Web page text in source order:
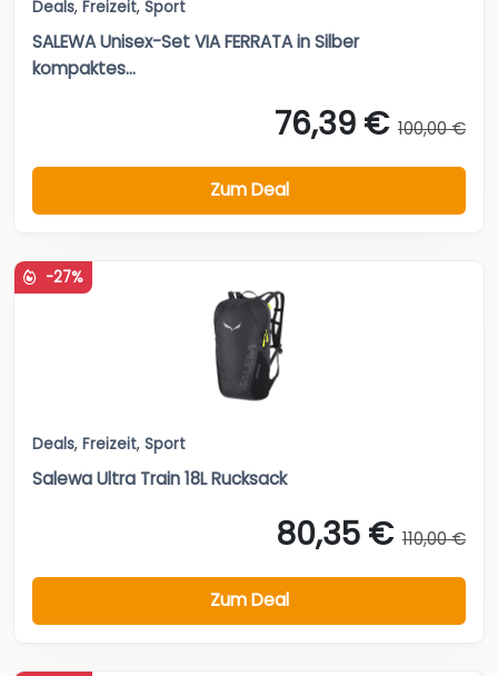
Deals, Freizeit, Sport
SALEWA Unisex-Set VIA FERRATA in Silber
kompaktes...
76,39 € 100,00 €
Zum Deal
-27%
Deals, Freizeit, Sport
Salewa Ultra Train 18L Rucksack
80,35 € 110,00 €
Zum Deal